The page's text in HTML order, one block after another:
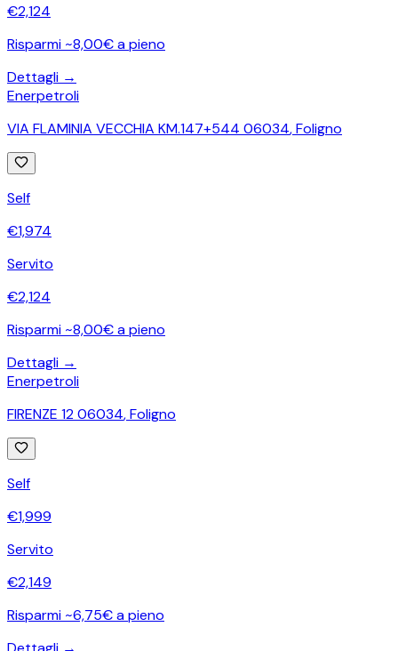
€2,124
Risparmi ~8,00€ a pieno
Dettagli →
Enerpetroli
VIA FLAMINIA VECCHIA KM.147+544 06034,Foligno
Self
€1,974
Servito
€2,124
Risparmi ~8,00€ a pieno
Dettagli →
Enerpetroli
FIRENZE 12 06034,Foligno
Self
€1,999
Servito
€2,149
Risparmi ~6,75€ a pieno